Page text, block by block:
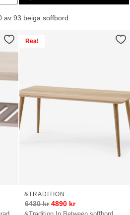
av 93 beiga soffbord
Rea!
&TRADITION
6430kr 4890 kr